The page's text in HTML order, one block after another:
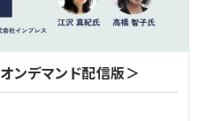
ンデマンド配信版＞